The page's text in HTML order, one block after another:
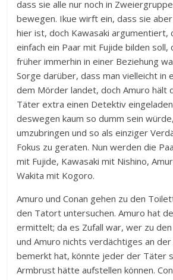
dass sie alle nur noch in
bewegen. Ikue wirft ein, dass sie
hier ist, doch Kawasaki argumentiert,
einfach ein Paar mit Fujide bilden soll,
früher immerhin in einer Beziehung
Sorge darüber, dass man vielleicht in
dem Mörder landet, doch Amuro hält
Täter extra einen Detektiv
deswegen kaum so dumm sein
umzubringen und so als einziger
Fokus zu geraten. Nun werden die
mit Fujide, Kawasaki mit Nishino,
Wakita mit Kogoro.
Amuro und Conan gehen zu den
den Tatort untersuchen. Amuro hat
ermittelt; da es Zufall war, wer zu
und Amuro nichts verdächtiges an
bemerkt hat, könnte jeder der Täter
Armbrust hätte aufstellen können.